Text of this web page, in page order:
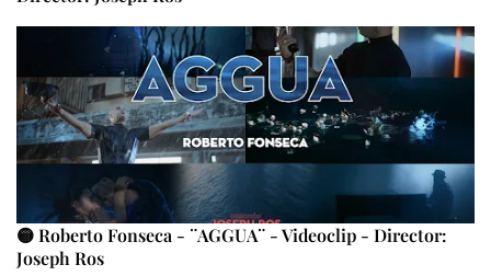
🟡 Roberto Fonseca - ¨AGGUA¨ - Videoclip - Director:
Joseph Ros